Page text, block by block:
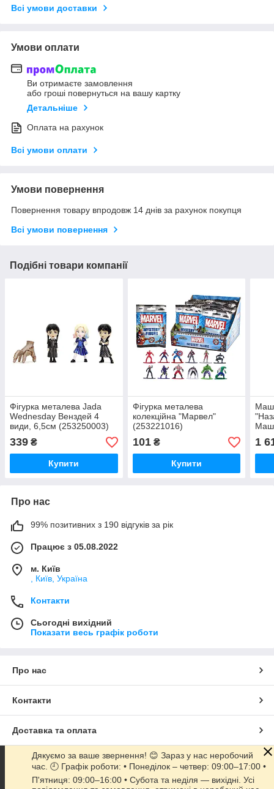
Всі умови доставки
Умови оплати
Ви отримаєте замовлення
або гроші повернуться на вашу картку
Детальніше
Оплата на рахунок
Всі умови оплати
Умови повернення
Повернення товару впродовж 14 днів за рахунок покупця
Всі умови повернення
Подібні товари компанії
Фігурка металева Jada
Wednesday Венздей 4
види, 6,5см (253250003)
339 ₴
Купити
Фiгурка металева
колекцiйна "Марвел"
(253221016)
101₴
Купити
1
Про нас
99% позитивних з 190 відгуків за рік
Працює з 05.08.2022
м. Київ
, Київ, Україна
Контакти
Сьогодні вихідний
Показати весь графік роботи
Про нас
Контакти
Доставка та оплата
Графік роботи
Дякуємо за ваше звернення! 😊 Зараз у нас неробочий
час. 🕘 Графік роботи: • Понеділок – четвер: 09:00–17:00 •
П'ятниця: 09:00–16:00 • Субота та неділя — вихідні. Усі